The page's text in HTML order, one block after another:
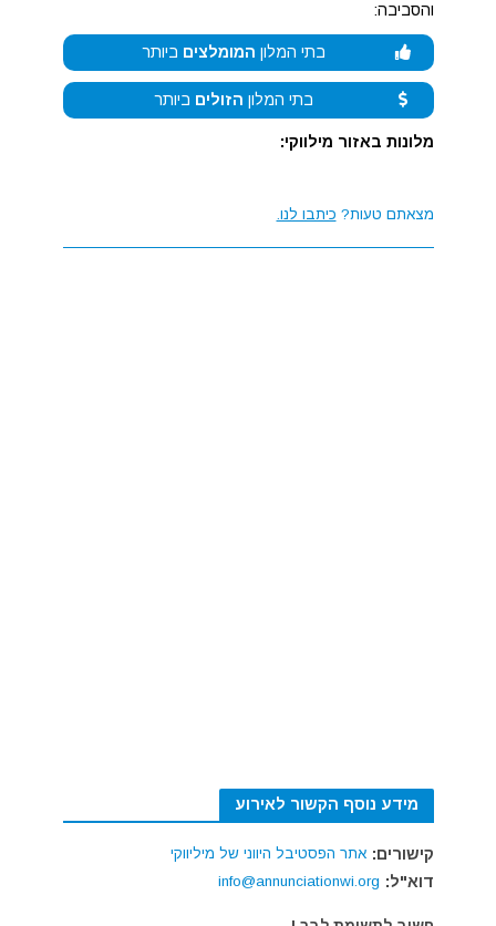
והסביבה:
בתי המלון המומלצים ביותר
בתי המלון הזולים ביותר
מלונות באזור מילווקי:
מצאתם טעות? כיתבו לנו.
מידע נוסף הקשור לאירוע
קישורים: אתר הפסטיבל היווני של מיליווקי
דוא"ל: info@annunciationwi.org